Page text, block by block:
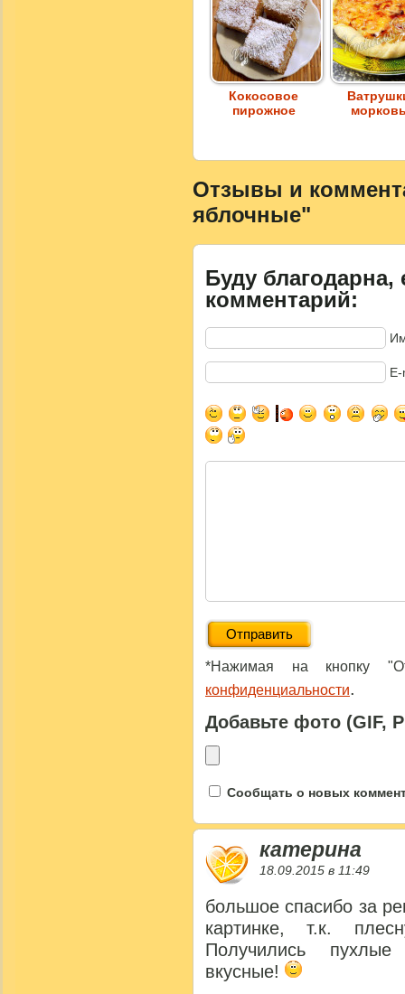
Кокосовое
пирожное
Отзывы и
яблочные"
Буду благодарна,
комментарий:
*Нажимая на кнопку
конфиденциальности.
Добавьте фото (GIF,
Сообщать о новых
катерина
18.09.2015 в 11:49
большое спасибо за
картинке, т.к.
Получились
вкусные!